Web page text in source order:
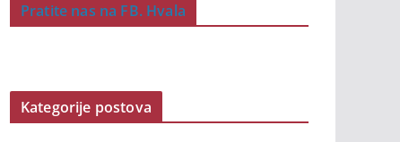
Pratite nas na FB. Hvala
Kategorije postova